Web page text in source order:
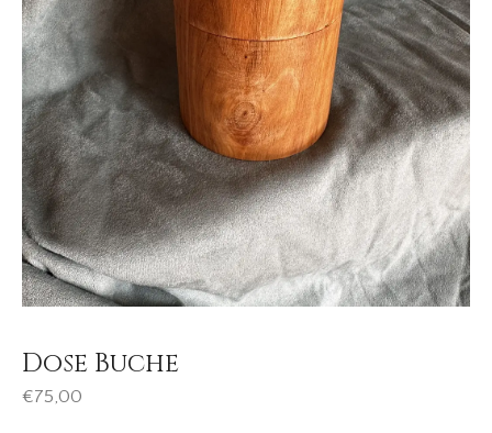
Dose Buche
€75,00